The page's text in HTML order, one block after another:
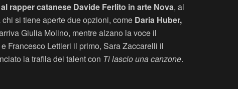
rapper catanese Davide Ferlito in arte Nova, al
si tiene aperte due opzioni, come Daria Huber,
Giulia Molino, mentre alzano la voce il
Francesco Lettieri il primo, Sara Zaccarelli il
la trafila dei talent con Ti lascio una canzone.